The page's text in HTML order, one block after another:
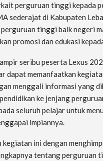
perguruan tinggi kepada
sederajat di Kabupaten
tinggi baik negeri
promosi dan edukasi
seribu peserta Lexus
dapat memanfaatkan
menggali informasi yang
ke jenjang
seluruh pelajar untuk
impiannya.
kegiatan ini dengan
tentang perguruan